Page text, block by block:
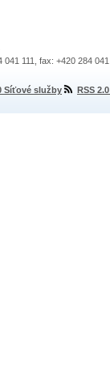
041 111, fax: +420 284
Síťové služby RSS